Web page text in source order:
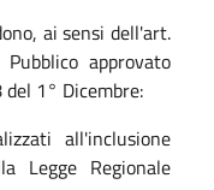
ai sensi dell'art.
approvato
1° Dicembre:
all'inclusione
Legge Regionale